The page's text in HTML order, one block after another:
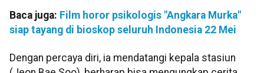
Baca juga: Film horor psikologis "Angkara Murka"
siap tayang di bioskop seluruh Indonesia 22 Mei
Dengan percaya diri, ia mendatangi kepala stasiun